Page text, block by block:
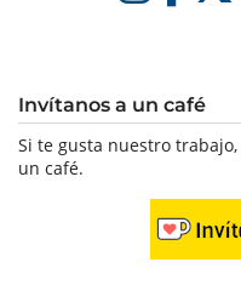
Invítanos a un café
Si te gusta nuestro
un café.